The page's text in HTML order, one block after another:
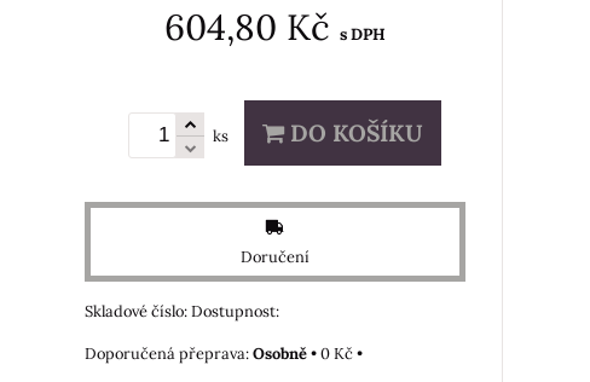
604,80 Kč s DPH
ks DO KOŠÍKU
Doručení
Skladové číslo:Dostupnost:
Osobně•0 Kč•